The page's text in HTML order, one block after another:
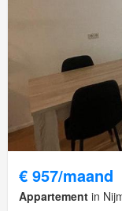
€ 957/maand
Appartement in